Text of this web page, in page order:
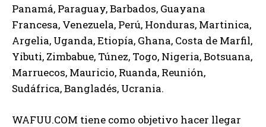
Panamá, Paraguay, Barbados, Guayana
Francesa, Venezuela, Perú, Honduras, Martinica,
Argelia, Uganda, Etiopía, Ghana, Costa de Marfil,
Yibuti, Zimbabue, Túnez, Togo, Nigeria, Botsuana,
Marruecos, Mauricio, Ruanda, Reunión,
Sudáfrica, Bangladés, Ucrania.
WAFUU.COM tiene como objetivo hacer llegar